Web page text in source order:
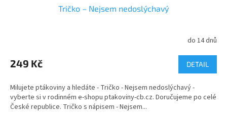
Tričko – Nejsem nedoslýchavý
produktu
je
z
5
hvězdiček.
do 14 dnů
249 Kč DETAIL
Milujete ptákoviny a hledáte - Tričko - Nejsem nedoslýchavý -
vyberte si v rodinném e-shopu ptakoviny-cb.cz. Doručujeme po celé
České republice. Tričko s nápisem - Nejsem...